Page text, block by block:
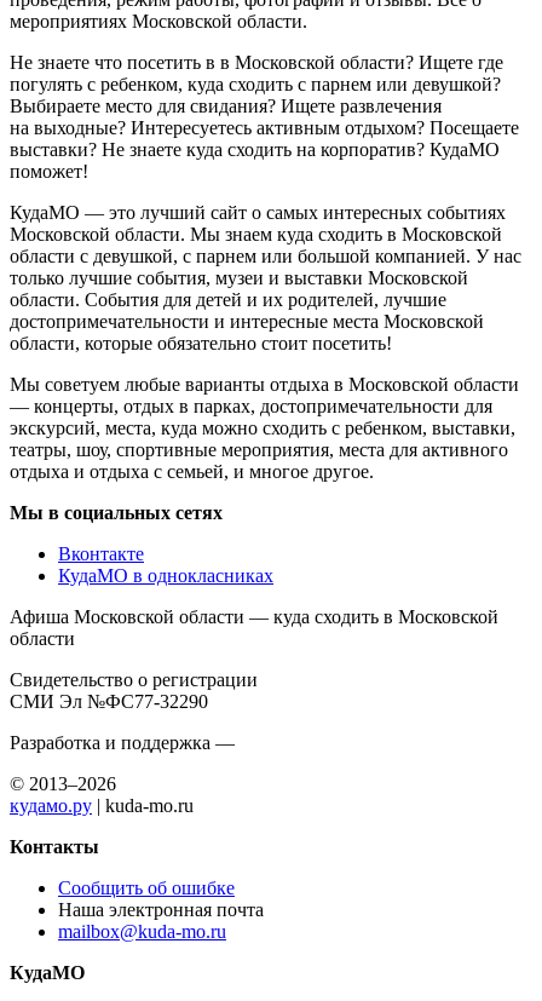
мероприятиях Московской области.
Не знаете что посетить в в Московской области? Ищете где
погулять с ребенком, куда сходить с парнем или девушкой?
Выбираете место для свидания? Ищете развлечения
на выходные? Интересуетесь активным отдыхом? Посещаете
выставки? Не знаете куда сходить на корпоратив? КудаМО
поможет!
КудаМО — это лучший сайт о самых интересных событиях
Московской области. Мы знаем куда сходить в Московской
области с девушкой, с парнем или большой компанией. У нас
только лучшие события, музеи и выставки Московской
области. События для детей и их родителей, лучшие
достопримечательности и интересные места Московской
области, которые обязательно стоит посетить!
Мы советуем любые варианты отдыха в Московской области
— концерты, отдых в парках, достопримечательности для
экскурсий, места, куда можно сходить с ребенком, выставки,
театры, шоу, спортивные мероприятия, места для активного
отдыха и отдыха с семьей, и многое другое.
Мы в социальных сетях
Вконтакте
КудаМО в однокласниках
Афиша Московской области — куда сходить в Московской
области
Свидетельство о регистрации
СМИ Эл №ФС77-32290
Разработка и поддержка —
© 2013–2026
кудамо.ру | kuda-mo.ru
Контакты
Сообщить об ошибке
Наша электронная почта
mailbox@kuda-mo.ru
КудаМО